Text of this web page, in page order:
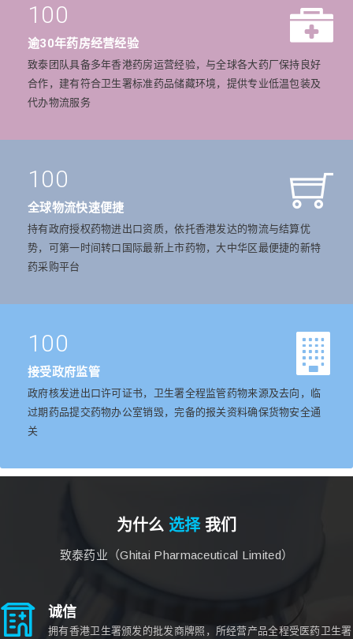
100
逾30年药房经营经验
致泰团队具备多年香港药房运营经验，与全球各大药厂保持良好
合作，建有符合卫生署标准药品储藏环境，提供专业低温包装及
代办物流服务
100
全球物流快速便捷
持有政府授权药物进出口资质，依托香港发达的物流与结算优
势，可第一时间转口国际最新上市药物，大中华区最便捷的新特
药采购平台
100
接受政府监管
政府核发进出口许可证书，卫生署全程监管药物来源及去向，临
过期药品提交药物办公室销毁，完备的报关资料确保货物安全通
关
为什么 选择我们
致泰药业（Ghitai Pharmaceutical Limited）
诚信
拥有香港卫生署颁发的批发商牌照，所经营产品全程受医药卫生署